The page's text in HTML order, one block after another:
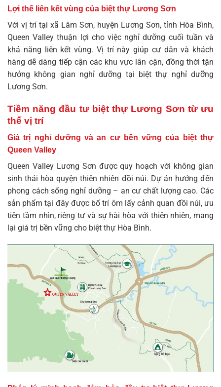
Lợi thế liên kết vùng của biệt thự Lương Sơn
Với vị trí tại xã Lâm Sơn, huyện Lương Sơn, tỉnh Hòa Bình,
Queen Valley thuận lợi cho việc nghỉ dưỡng cuối tuần và
khả năng liên kết vùng. Vị trí này giúp cư dân và khách
hàng dễ dàng tiếp cận các khu vực lân cận, đồng thời tận
hưởng không gian nghỉ dưỡng tại biệt thự nghỉ dưỡng
Lương Sơn.
Tiềm năng đầu tư biệt thự Lương Sơn từ ưu
thế vị trí
Giá trị nghỉ dưỡng và an cư bền vững của biệt thự
Queen Valley
Queen Valley Lương Sơn được quy hoạch với không gian
sinh thái hòa quyện thiên nhiên đồi núi. Dự án hướng đến
phong cách sống nghỉ dưỡng – an cư chất lượng cao. Các
sản phẩm tại đây được bố trí ôm lấy cảnh quan đồi núi, ưu
tiên tầm nhìn, riêng tư và sự hài hòa với thiên nhiên, mang
lại giá trị bền vững cho biệt thự Hòa Bình.